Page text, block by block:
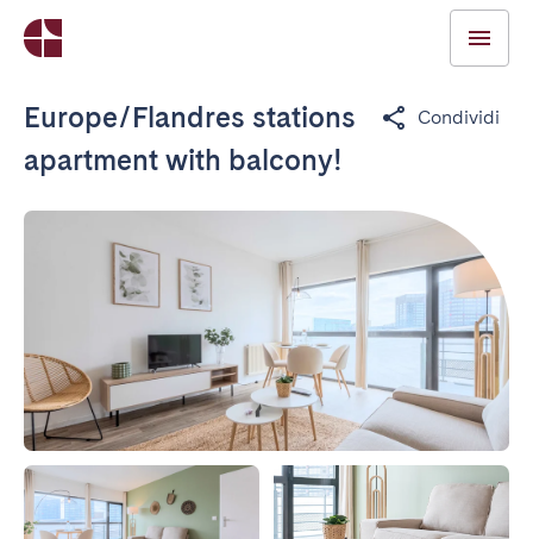
Europe/Flandres stations
apartment with balcony!
Condividi